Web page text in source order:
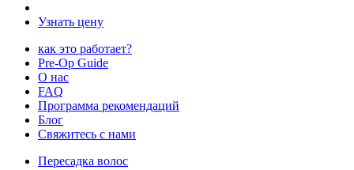
Узнать цену
как это работает?
Pre-Op Guide
О нас
FAQ
Программа рекомендаций
Блог
Свяжитесь с нами
Пересадка волос